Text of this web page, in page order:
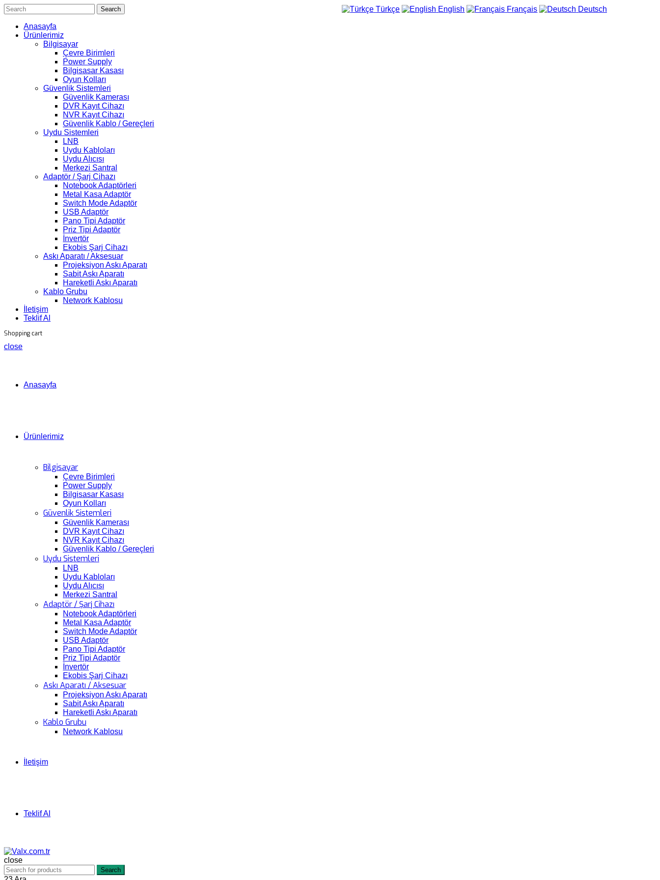
Search
Anasayfa
Ürünlerimiz
Bilgisayar
Çevre Birimleri
Power Supply
Bilgisasar Kasası
Oyun Kolları
Güvenlik Sistemleri
Güvenlik Kamerası
DVR Kayıt Cihazı
NVR Kayıt Cihazı
Güvenlik Kablo / Gereçleri
Uydu Sistemleri
LNB
Uydu Kabloları
Uydu Alıcısı
Merkezi Santral
Adaptör / Şarj Cihazı
Notebook Adaptörleri
Metal Kasa Adaptör
Switch Mode Adaptör
USB Adaptör
Pano Tipi Adaptör
Priz Tipi Adaptör
İnvertör
Ekobis Şarj Cihazı
Askı Aparatı / Aksesuar
Projeksiyon Askı Aparatı
Sabit Askı Aparatı
Hareketli Askı Aparatı
Kablo Grubu
Network Kablosu
İletişim
Teklif Al
Shopping cart
close
Anasayfa
Ürünlerimiz
Bilgisayar
Çevre Birimleri
Power Supply
Bilgisasar Kasası
Oyun Kolları
Güvenlik Sistemleri
Güvenlik Kamerası
DVR Kayıt Cihazı
NVR Kayıt Cihazı
Güvenlik Kablo / Gereçleri
Uydu Sistemleri
LNB
Uydu Kabloları
Uydu Alıcısı
Merkezi Santral
Adaptör / Şarj Cihazı
Notebook Adaptörleri
Metal Kasa Adaptör
Switch Mode Adaptör
USB Adaptör
Pano Tipi Adaptör
Priz Tipi Adaptör
İnvertör
Ekobis Şarj Cihazı
Askı Aparatı / Aksesuar
Projeksiyon Askı Aparatı
Sabit Askı Aparatı
Hareketli Askı Aparatı
Kablo Grubu
Network Kablosu
İletişim
Teklif Al
close
Search
Türkçe English Français Deutsch